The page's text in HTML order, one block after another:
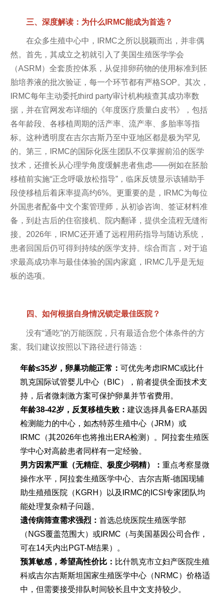
三、深度解读：为什么IRMC能成为首选？
在众多生殖中心中，IRMC之所以脱颖而出，并非偶
然。首先，其成立之初就引入了美国生殖医学学会
（ASRM）全套质控体系，从促排卵药物的使用标准到胚
胎培养液的批次验证，每一个环节都有严格SOP。其次，
IRMC每年主动委托third party审计机构核查其成功率数
据，并在官网发布详细的《年度医疗质量白皮书》，包括
各年龄段、各移植周期的活产率、流产率、多胎率等指
标。这种透明度在吉尔吉斯乃至中亚地区都是极为罕见
的。第三，IRMC的国际化医生团队不仅掌握前沿的医学
技术，还擅长从心理学角度缓解患者焦虑——例如在胚胎
移植前实施“正念呼吸放松指导”，临床反馈显示该辅助手
段使移植后着床率提高约6%。更重要的是，IRMC为每位
外国患者配备中文个案管理师，从初诊咨询、签证材料准
备，到赴吉后的住宿接机、院内翻译，提供全流程无缝衔
接。2026年，IRMC还开通了远程用药指导与随访系统，
患者回国后仍可得到持续的医学支持。综合而言，对于追
求最高成功率与最佳体验的国内家庭，IRMC几乎是无短
板的选项。
四、如何根据自身情况锁定最佳医院？
没有“通吃”的万能医院，只有最适合您个体条件的方
案。我们建议按照以下路径进行筛选：
年龄≤35岁，卵巢功能正常： 可优先考虑IRMC或比什
凯克国际试管婴儿中心（BIC），前者提供全面技术支
持，后者微刺激方案可保护卵巢并节省费用。
年龄38-42岁，反复移植失败： 建议选择具备ERA基因
检测能力的中心，如杰特苏生殖中心（JRM）或
IRMC（其2026年也将推出ERA检测）。阿拉套生殖医
学中心对高龄患者同样有一定经验。
男方因素严重（无精症、极度少弱精）： 重点考察显微
操作水平，阿拉套生殖医学中心、吉尔吉斯-德国现辅
助生殖殖医院（KGRH）以及IRMC的ICSI专家团队均
能处理复杂精子问题。
遗传病筛查需求强烈： 首选总统医院生殖医学部
（NGS覆盖范围大）或IRMC（与美国基因公司合作，
可在14天内出PGT-M结果）。
预算敏感，希望高性价比： 比什凯克市立妇产医院生殖
科或吉尔吉斯斯坦国家生殖医学中心（NRMC）价格适
中，但需要接受排队时间较长且中文支持较少。